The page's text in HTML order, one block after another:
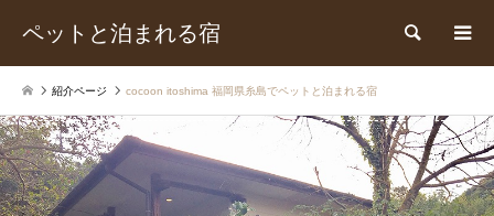
ペットと泊まれる宿 検索
紹介ページ cocoon itoshima 福岡県糸島でペットと泊まれる宿